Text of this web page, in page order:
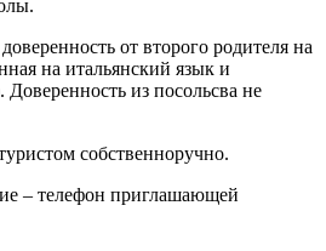
от второго родителя на
на итальянский язык и
Доверенность из посольсва не
собственноручно.
– телефон приглашающей